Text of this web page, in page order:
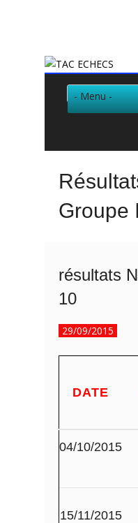
- Menu -
Groupe
résultats
10
29/09/2015
DATE
04/10/2015
15/11/2015